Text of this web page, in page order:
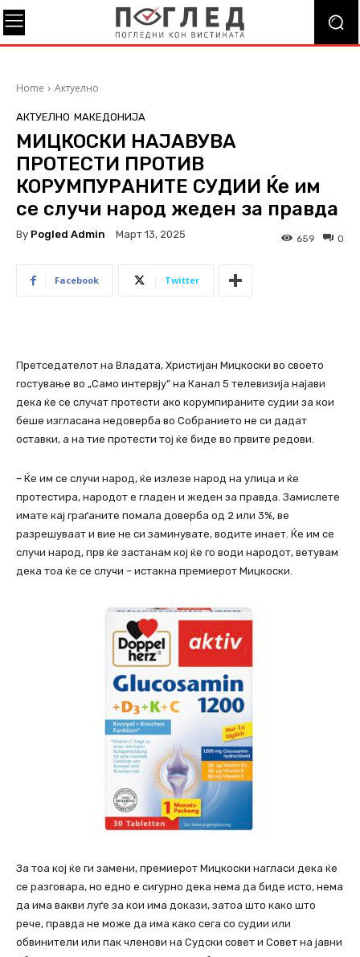
Home Актуелно
АКТУЕЛНО МАКЕДОНИЈА
МИЦКОСКИ НАЈАВУВА
ПРОТЕСТИ ПРОТИВ
КОРУМПУРАНИТЕ СУДИИ Ќе им
се случи народ жеден за правда
By Pogled Admin Март 13, 2025 0
659
Facebook Twitter
Претседателот на Владата, Христијан Мицкоски во своето
гостување во „Само интервју” на Канал 5 телевизија најави
дека ќе се случат протести ако корумпираните судии за кои
беше изгласана недоверба во Собранието не си дадат
оставки, а на тие протести тој ќе биде во првите редови.
– Ќе им се случи народ, ќе излезе народ на улица и ќе
протестира, народот е гладен и жеден за правда. Замислете
имате кај граѓаните помала доверба од 2 или 3%, ве
разрешуваат и вие не си заминувате, водите инает. Ќе им се
случи народ, прв ќе застанам кој ќе го води народот, ветувам
дека тоа ќе се случи – истакна премиерот Мицкоски.
За тоа кој ќе ги замени, премиерот Мицкоски нагласи дека ќе
се разговара, но едно е сигурно дека нема да биде исто, нема
да има вакви луѓе за кои има докази, затоа што како што
рече, правда не може да има како сега со судии или
обвинители или пак членови на Судски совет и Совет на јавни